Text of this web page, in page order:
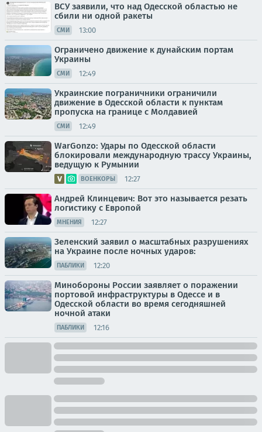
ВСУ заявили, что над Одесской областью не
сбили ни одной ракеты
СМИ 13:00
Ограничено движение к дунайским портам
Украины
СМИ 12:49
Украинские пограничники ограничили
движение в Одесской области к пунктам
пропуска на границе с Молдавией
СМИ 12:49
WarGonzo: Удары по Одесской области
блокировали международную трассу Украины,
ведущую к Румынии
ВОЕНКОРЫ 12:27
Андрей Клинцевич: Вот это называется резать
логистику с Европой
МНЕНИЯ 12:27
Зеленский заявил о масштабных разрушениях
на Украине после ночных ударов:
ПАБЛИКИ 12:20
Минобороны России заявляет о поражении
портовой инфраструктуры в Одессе и в
Одесской области во время сегодняшней
ночной атаки
ПАБЛИКИ 12:16